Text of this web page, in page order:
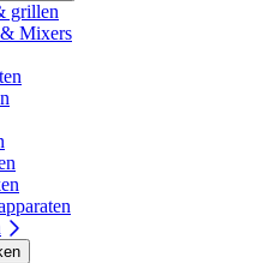
grillen
Mixers